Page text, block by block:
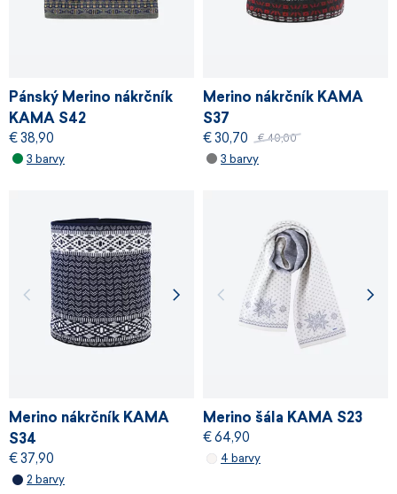
Pánský Merino nákrčník
KAMA S42
€ 38,90
3 barvy
Merino nákrčník KAMA
S37
€ 30,70 € 40,00
3 barvy
Merino nákrčník KAMA
S34
€ 37,90
2 barvy
Merino šála KAMA S23
€ 64,90
4 barvy